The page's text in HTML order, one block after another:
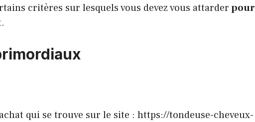
critères sur lesquels vous devez vous attarderpour
.
qui se trouve sur le site : https://tondeuse-cheveux-